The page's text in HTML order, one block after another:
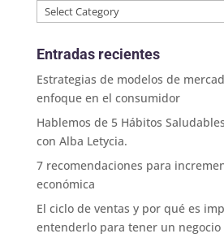
Categorías
Entradas recientes
Estrategias de modelos de
enfoque en el consumidor
Hablemos de 5 Hábitos
con Alba Letycia.
7 recomendaciones para
económica
El ciclo de ventas y por qué es
entenderlo para tener un